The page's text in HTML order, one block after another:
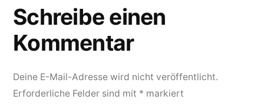
Schreibe einen
Kommentar
Deine E-Mail-Adresse wird nicht veröffentlicht.
Erforderliche Felder sind mit * markiert